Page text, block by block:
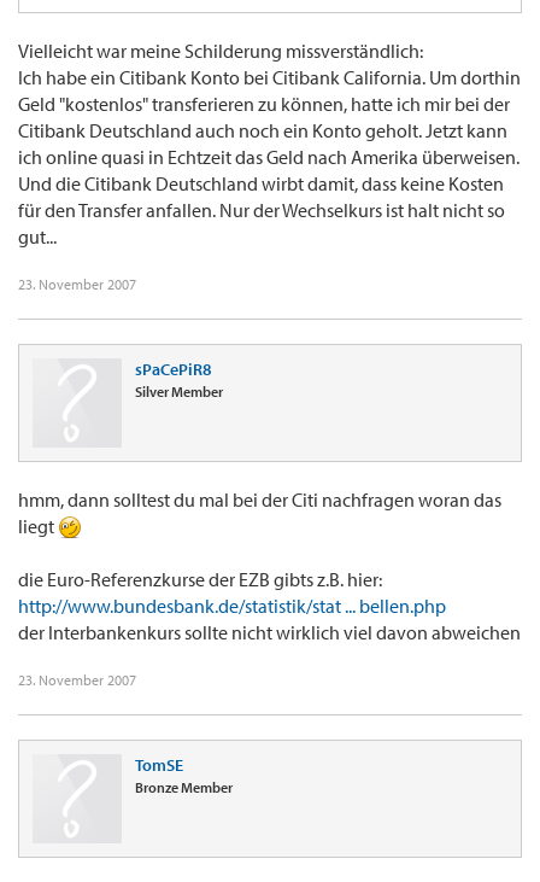
Vielleicht war meine Schilderung missverständlich:
Ich habe ein Citibank Konto bei Citibank California. Um dorthin
Geld "kostenlos" transferieren zu können, hatte ich mir bei der
Citibank Deutschland auch noch ein Konto geholt. Jetzt kann
ich online quasi in Echtzeit das Geld nach Amerika überweisen.
Und die Citibank Deutschland wirbt damit, dass keine Kosten
für den Transfer anfallen. Nur der Wechselkurs ist halt nicht so
gut...
23. November 2007
sPaCePiR8
Silver Member
hmm, dann solltest du mal bei der Citi nachfragen woran das
liegt
die Euro-Referenzkurse der EZB gibts z.B. hier:
http://www.bundesbank.de/statistik/stat ... bellen.php
der Interbankenkurs sollte nicht wirklich viel davon abweichen
23. November 2007
TomSE
Bronze Member